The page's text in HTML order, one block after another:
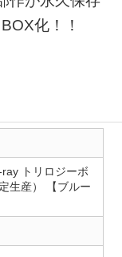
化！！
ray トリロジーボ
生産） 【ブルー